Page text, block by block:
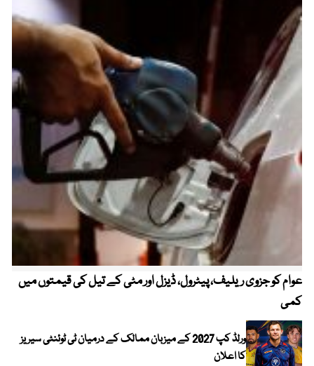
عوام کو جزوی ریلیف، پیٹرول، ڈیزل اور مٹی کے تیل کی قیمتوں میں
کمی
ورلڈ کپ 2027 کے میزبان ممالک کے درمیان ٹی ٹوئنٹی سیریز
کا اعلان